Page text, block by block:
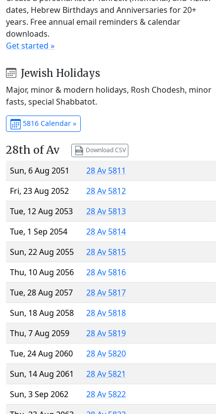
dates, Hebrew Birthdays and Anniversaries for 20+
years. Free annual email reminders & calendar
downloads.
Get started »
Jewish Holidays
Major, minor & modern holidays, Rosh Chodesh, minor
fasts, special Shabbatot.
5816 Calendar »
28th of Av Download CSV
Sun, 6 Aug 2051
28 Av 5811
Fri, 23 Aug 2052
28 Av 5812
Tue, 12 Aug 2053
28 Av 5813
Tue, 1 Sep 2054
28 Av 5814
Sun, 22 Aug 2055
28 Av 5815
Thu, 10 Aug 2056
28 Av 5816
Tue, 28 Aug 2057
28 Av 5817
Sun, 18 Aug 2058
28 Av 5818
Thu, 7 Aug 2059
28 Av 5819
Tue, 24 Aug 2060
28 Av 5820
Sun, 14 Aug 2061
28 Av 5821
Sun, 3 Sep 2062
28 Av 5822